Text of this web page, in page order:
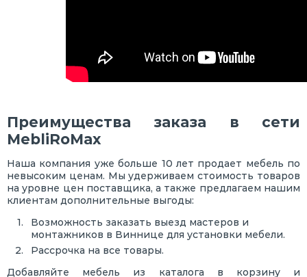
Преимущества заказа в сети
MebliRoMax
Наша компания уже больше 10 лет продает мебель по
невысоким ценам. Мы удерживаем стоимость товаров
на уровне цен поставщика, а также предлагаем нашим
клиентам дополнительные выгоды:
Возможность заказать выезд мастеров и
монтажников в Виннице для установки мебели.
Рассрочка на все товары.
Добавляйте мебель из каталога в корзину и